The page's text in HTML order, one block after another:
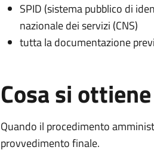
SPID (sistema pubblico di
nazionale dei servizi (CNS)
tutta la documentazione
Cosa si ottiene
Quando il procedimento
provvedimento finale.